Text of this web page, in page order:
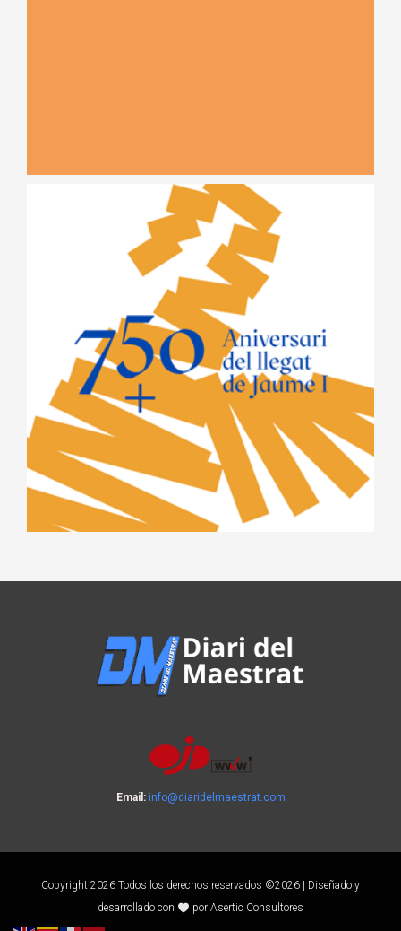
Email: info@diaridelmaestrat.com
Copyright 2026 Todos los derechos reservados ©2026 | Diseñado y
desarrollado con
por Asertic Consultores